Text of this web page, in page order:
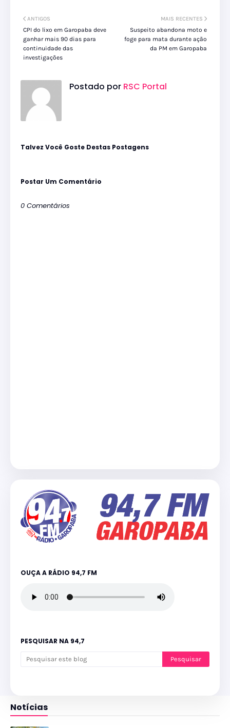
MAIS RECENTES
Suspeito abandona moto e
foge para mata durante ação
da PM em Garopaba
ANTIGOS
CPI do lixo em Garopaba deve
ganhar mais 90 dias para
continuidade das
investigações
Postado por RSC Portal
Talvez Você Goste Destas Postagens
Postar Um Comentário
0 Comentários
OUÇA A RÁDIO 94,7 FM
PESQUISAR NA 94,7
Notícias